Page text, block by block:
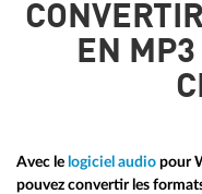
EN
Avec le logiciel audio pour
pouvez convertir les